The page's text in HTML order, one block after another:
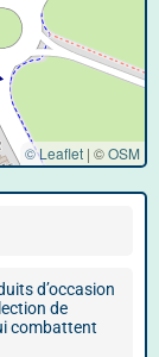
© Leaflet | ©OSM
d’occasion
de
combattent